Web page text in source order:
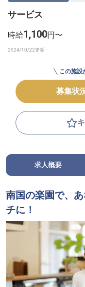
サービス
時給1,100円〜
この施設
募集状
求人概要
南国の楽園で、
チに！